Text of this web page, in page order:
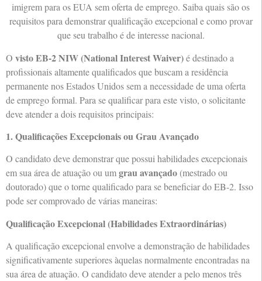
imigrem para os EUA sem oferta de emprego. Saiba quais são os
requisitos para demonstrar qualificação excepcional e como provar
que seu trabalho é de interesse nacional.
O visto EB-2 NIW (National Interest Waiver)é destinado a
profissionais altamente qualificados que buscam a residência
permanente nos Estados Unidos sem a necessidade de uma oferta
de emprego formal. Para se qualificar para este visto, o solicitante
deve atender a dois requisitos principais:
1. Qualificações Excepcionais ou Grau Avançado
O candidato deve demonstrar que possui habilidades excepcionais
em sua área de atuação ou umgrau avançado (mestrado ou
doutorado) que o torne qualificado para se beneficiar do EB-2. Isso
pode ser comprovado de várias maneiras:
Qualificação Excepcional (Habilidades Extraordinárias)
A qualificação excepcional envolve a demonstração de habilidades
significativamente superiores àquelas normalmente encontradas na
sua área de atuação. O candidato deve atender a pelo menos três